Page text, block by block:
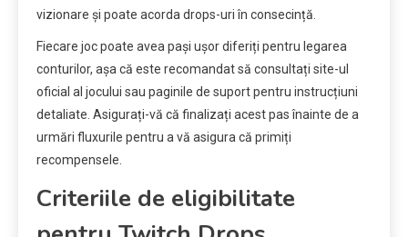
vizionare și poate acorda drops-uri în consecință.
Fiecare joc poate avea pași ușor diferiți pentru legarea
conturilor, așa că este recomandat să consultați site-ul
oficial al jocului sau paginile de suport pentru instrucțiuni
detaliate. Asigurați-vă că finalizați acest pas înainte de a
urmări fluxurile pentru a vă asigura că primiți
recompensele.
Criteriile de eligibilitate